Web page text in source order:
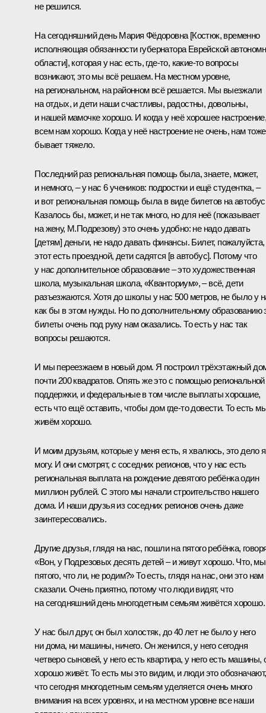
не решился.
На сегодняшний день Мария Фёдоровна [Костюк, временно
исполняющая обязанности губернатора Еврейской
области], которая у нас есть, где-то, какие-то вопросы
возникают, это мы всё решаем. На местном уровне,
на региональном, на районном всё решается. Мы выезжали
на отдых, и дети наши счастливы, радостны, довольны,
и нашей мамочке хорошо. И когда у неё хорошее
всем нам хорошо. Когда у неё настроение не очень, нам тоже
бывает тяжело.
Последний раз региональная помощь была, знаете, может,
и немного, – у нас 6 учеников: подростки и ещё студентка, –
и вот региональная помощь была в виде билетов на
Казалось бы, может, и не так много, но для неё (показывает
на жену, М.Подрезову) это очень удобно: не надо давать
[детям] деньги, не надо давать финансы. Билет, пожалуйста,
этот есть проездной, дети садятся [в автобус]. Потому что
у нас дополнительное образование – это художественная
школа, музыкальная школа, «Кванториум», – всё, дети
разъезжаются. Хотя до школы у нас 500 метров, не было у
как бы в этом нужды. Но по дополнительному образованию
билеты очень под руку нам оказались. То есть у нас так
вопросы решаются.
И мы переезжаем в новый дом. Я построил трёхэтажный
почти 200 квадратов. Опять же это с помощью региональной
поддержки, и федеральные в том числе выплаты хорошие,
есть что ещё оставить, чтобы дом где-то довести. То есть
живём хорошо.
И моим друзьям, которые у меня есть, я хвалюсь, это дело я
могу. И они смотрят, с соседних регионов, что у нас есть
региональная выплата на рождение девятого ребёнка один
миллион рублей. С этого мы начали строительство нашего
дома. И наши друзья из соседних регионов очень даже
заинтересовались.
Другие друзья, глядя на нас, пошли на пятого ребёнка,
«Вон, у Подрезовых десять детей – и живут хорошо. Что, мы
пятого, что ли, не родим?» То есть, глядя на нас, они это нам
сказали. Очень приятно, потому что люди видят, что
на сегодняшний день многодетным семьям живётся хорошо.
У нас был друг, он был холостяк, до 40 лет не было у него
ни дома, ни машины, ничего. Он женился, у него сегодня
четверо сыновей, у него есть квартира, у него есть машины,
хорошо живёт. То есть мы это видим, и люди это обозначают,
что сегодня многодетным семьям уделяется очень много
внимания на всех уровнях, и на местном уровне все наши